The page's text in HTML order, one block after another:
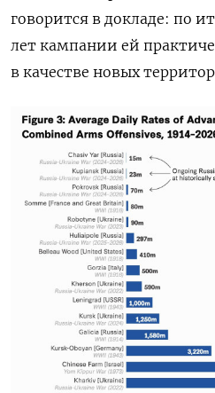
говорится в докладе: по
лет кампании ей
в качестве новых